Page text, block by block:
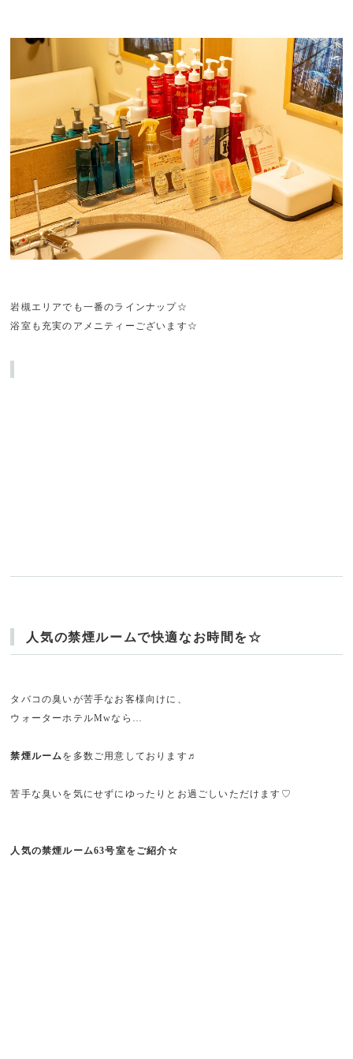
岩槻エリアでも一番のラインナップ☆
浴室も充実のアメニティーございます☆
人気の禁煙ルームで快適なお時間を☆
タバコの臭いが苦手なお客様向けに、
ウォーターホテルMwなら…
禁煙ルーム を多数ご用意しております♬
苦手な臭いを気にせずにゆったりとお過ごしいただけます♡
人気の禁煙ルーム63号室をご紹介☆